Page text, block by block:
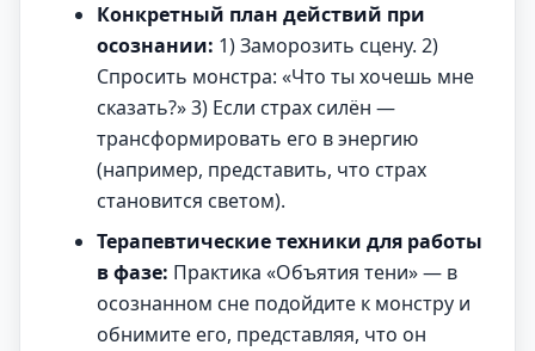
Конкретный план действий при
осознании: 1) Заморозить сцену. 2)
Спросить монстра: «Что ты хочешь мне
сказать?» 3) Если страх силён —
трансформировать его в энергию
(например, представить, что страх
становится светом).
Терапевтические техники для работы
в фазе: Практика «Объятия тени» — в
осознанном сне подойдите к монстру и
обнимите его, представляя, что он